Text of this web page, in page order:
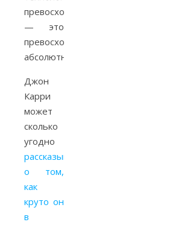
превосходство
— это
превосходство
абсолютное.
Джон
Карри
может
сколько
угодно
рассказывать
о том,
как
круто он
в